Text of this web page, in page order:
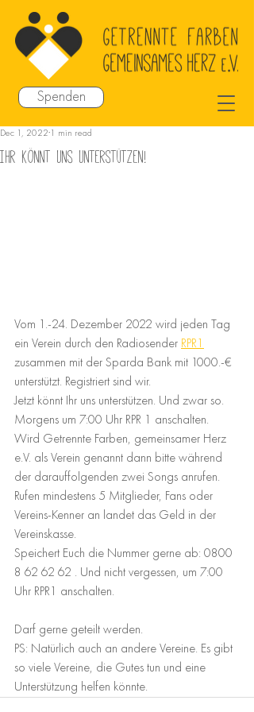
Spenden
Ihr könnt uns unterstützen!
Dec 1, 2022 1 min read
Vom 1.-24. Dezember 2022 wird jeden Tag
ein Verein durch den Radiosender RPR1
zusammen mit der Sparda Bank mit 1000.-€
unterstützt. Registriert sind wir.
Jetzt könnt Ihr uns unterstützen. Und zwar so.
Morgens um 7:00 Uhr RPR 1 anschalten.
Wird Getrennte Farben, gemeinsamer Herz
e.V. als Verein genannt dann bitte während
der darauffolgenden zwei Songs anrufen.
Rufen mindestens 5 Mitglieder, Fans oder
Vereins-Kenner an landet das Geld in der
Vereinskasse.
Speichert Euch die Nummer gerne ab: 0800
8 62 62 62 . Und nicht vergessen, um 7:00
Uhr RPR1 anschalten.
Darf gerne geteilt werden.
PS: Natürlich auch an andere Vereine. Es gibt
so viele Vereine, die Gutes tun und eine
Unterstützung helfen könnte.